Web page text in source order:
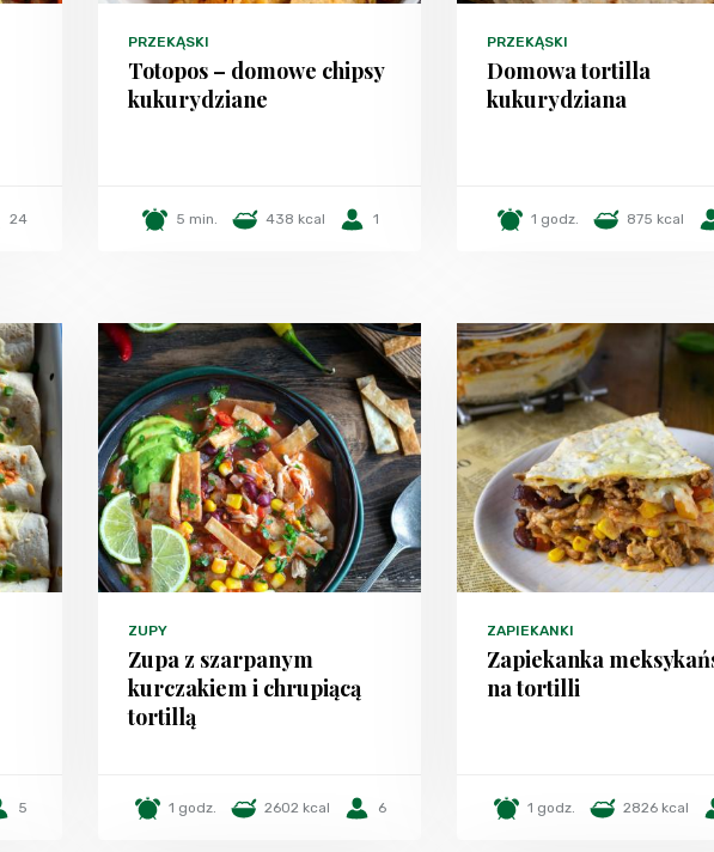
24
PRZEKĄSKI
Totopos – domowe chipsy
kukurydziane
5 min. 438 kcal 1
PRZEKĄSKI
Domowa tortilla
kukurydziana
1 godz. 875 kcal
5
ZUPY
Zupa z szarpanym
kurczakiem i chrupiącą
tortillą
1 godz. 2602 kcal 6
ZAPIEKANKI
Zapiekanka
na tortilli
1 godz. 2826 kcal